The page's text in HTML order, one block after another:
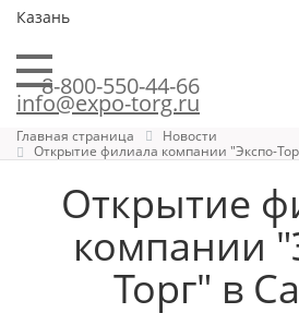
Казань
8-800-550-44-66
info@expo-torg.ru
Главная страница
Новости
Открытие филиала компании "Экспо-
Открытие
компании
Торг" в